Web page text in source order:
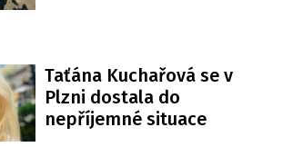
Taťána Kuchařová se v
Plzni dostala do
nepříjemné situace